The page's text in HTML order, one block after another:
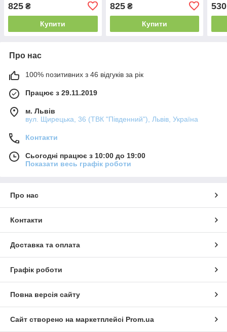
825 ₴
Купити
825₴
Купити
530
Про нас
100% позитивних з 46 відгуків за рік
Працює з 29.11.2019
м. Львів
вул. Щирецька, 36 (ТВК "Південний"), Львів, Україна
Контакти
Сьогодні працює з 10:00 до 19:00
Показати весь графік роботи
Про нас
Контакти
Доставка та оплата
Графік роботи
Повна версія сайту
Сайт створено на маркетплейсі Prom.ua